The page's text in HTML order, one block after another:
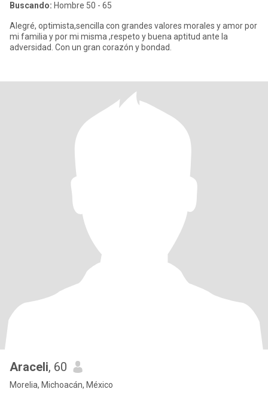
Buscando: Hombre 50 - 65
Alegré, optimista,sencilla con grandes valores morales y amor por
mi familia y por mi misma ,respeto y buena aptitud ante la
adversidad. Con un gran corazón y bondad.
Araceli, 60
Morelia, Michoacán, México